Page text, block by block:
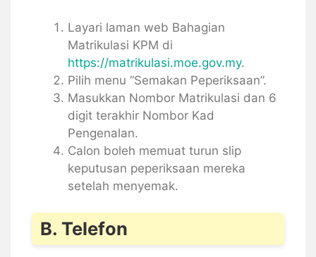
Layari laman web Bahagian
Matrikulasi KPM di
https://matrikulasi.moe.gov.my.
Pilih menu “Semakan Peperiksaan”.
Masukkan Nombor Matrikulasi dan 6
digit terakhir Nombor Kad
Pengenalan.
Calon boleh memuat turun slip
keputusan peperiksaan mereka
setelah menyemak.
B. Telefon